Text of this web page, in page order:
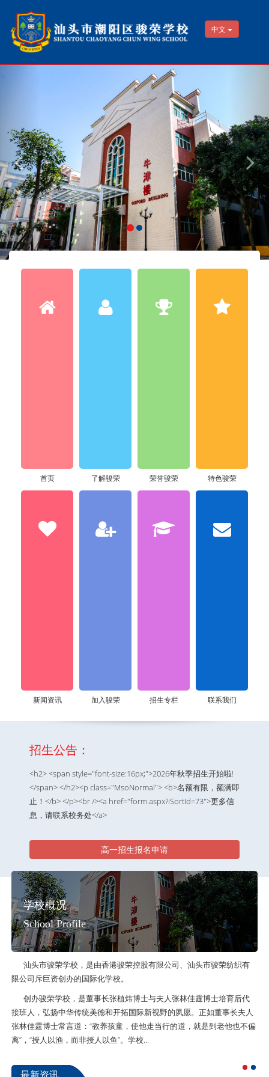
中文
首页 了解骏荣 荣誉骏荣 特色骏荣
新闻资讯 加入骏荣 招生专栏 联系我们
招生公告：
<h2> <span style="font-size:16px;">2026年秋季招生开始啦!
</span> </h2><p class="MsoNormal"> <b>名额有限，额满即
止！</b> </p><br /><a href="form.aspx?iSortId=73">更多信
息，请联系校务处</a>
高一招生报名申请
学校概况
School Profile
汕头市骏荣学校，是由香港骏荣控股有限公司、汕头市骏荣纺织有
限公司斥巨资创办的国际化学校。
创办骏荣学校，是董事长张植炜博士与夫人张林佳霆博士培育后代
接班人，弘扬中华传统美德和开拓国际新视野的夙愿。正如董事长夫人
张林佳霆博士常言道：“教养孩童，使他走当行的道，就是到老他也不偏
离”，“授人以渔，而非授人以鱼”。学校...
最新资讯